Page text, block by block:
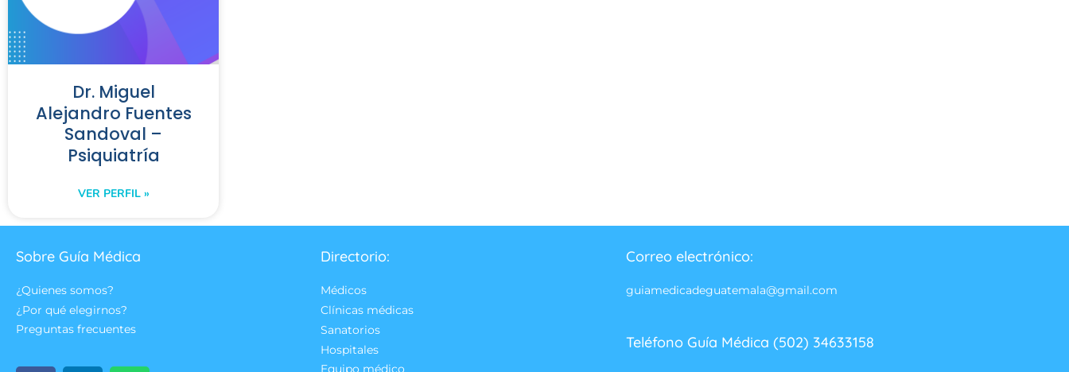
Dr. Miguel
Alejandro Fuentes
Sandoval –
Psiquiatría
VER PERFIL »
Sobre Guía Médica
¿Quienes somos?
¿Por qué elegirnos?
Preguntas frecuentes
Directorio:
Médicos
Clínicas médicas
Sanatorios
Hospitales
Equipo médico
Correo electrónico:
guiamedicadeguatemala@gmail.com
Teléfono Guía Médica (502) 34633158